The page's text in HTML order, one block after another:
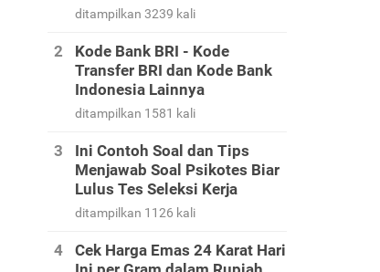
ditampilkan 3239 kali
Kode Bank BRI - Kode
Transfer BRI dan Kode Bank
Indonesia Lainnya
ditampilkan 1581 kali
Ini Contoh Soal dan Tips
Menjawab Soal Psikotes Biar
Lulus Tes Seleksi Kerja
ditampilkan 1126 kali
Cek Harga Emas 24 Karat Hari